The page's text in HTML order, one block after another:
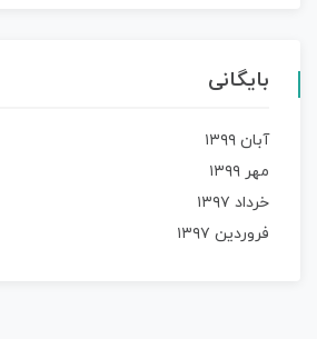
بایگانی
آبان ۱۳۹۹
مهر ۱۳۹۹
خرداد ۱۳۹۷
فروردین ۱۳۹۷